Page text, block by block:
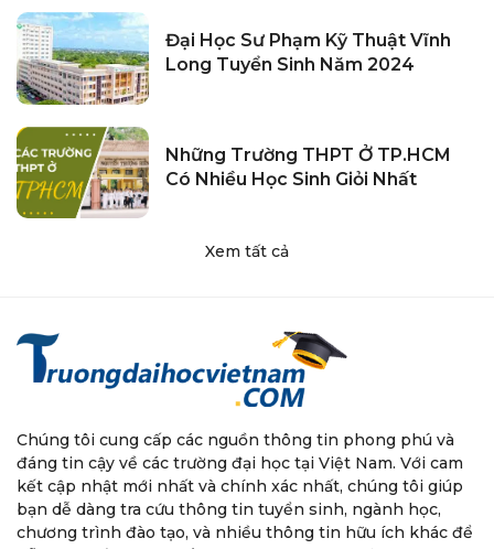
Đại Học Sư Phạm Kỹ Thuật Vĩnh
Long Tuyển Sinh Năm 2024
Những Trường THPT Ở TP.HCM
Có Nhiều Học Sinh Giỏi Nhất
Xem tất cả
Chúng tôi cung cấp các nguồn thông tin phong phú và
đáng tin cậy về các trường đại học tại Việt Nam. Với cam
kết cập nhật mới nhất và chính xác nhất, chúng tôi giúp
bạn dễ dàng tra cứu thông tin tuyển sinh, ngành học,
chương trình đào tạo, và nhiều thông tin hữu ích khác để